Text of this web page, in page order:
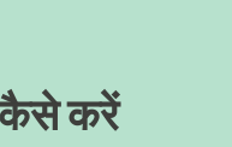
पेश करते हैं । शायद
का इंजीनियर कहें
कैसे करें